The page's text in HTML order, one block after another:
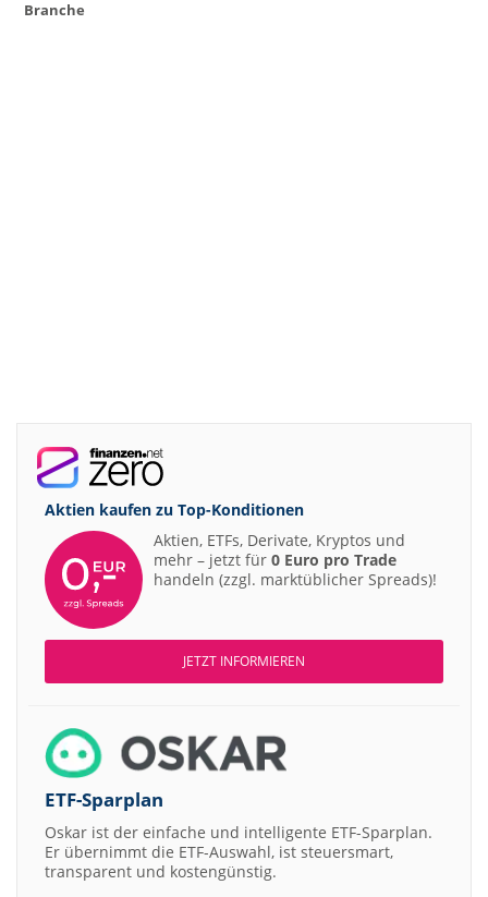
Branche
Aktien kaufen zu Top-Konditionen
Aktien, ETFs, Derivate, Kryptos und
mehr – jetzt für 0 Euro pro Trade
handeln (zzgl. marktüblicher Spreads)!
JETZT INFORMIEREN
ETF-Sparplan
Oskar ist der einfache und intelligente ETF-Sparplan.
Er übernimmt die ETF-Auswahl, ist steuersmart,
transparent und kostengünstig.